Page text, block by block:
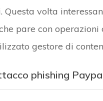
Questa volta
pare con
gestore di
phishing